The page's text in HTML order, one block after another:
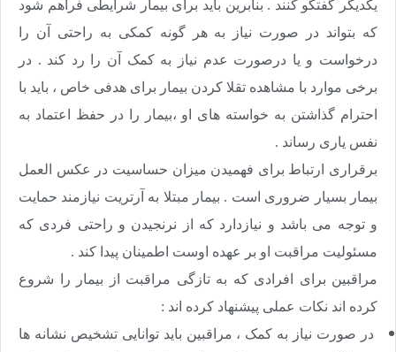
یکدیگر گفتگو کنند . بنابرین باید برای بیمار شرایطی فراهم شود
که بتواند در صورت نیاز به هر گونه کمکی به راحتی آن را
درخواست و یا درصورت عدم نیاز به کمک آن را رد کند . در
برخی موارد با مشاهده تقلا کردن بیمار برای هدفی خاص ، باید با
احترام گذاشتن به خواسته های او ،بیمار را در حفظ اعتماد به
نفس یاری رساند .
برقراری ارتباط برای فهمیدن میزان حساسیت در عکس العمل
بیمار بسیار ضروری است . بیمار مبتلا به آرتریت نیازمند حمایت
و توجه می باشد و نیازدارد که از نرنجیدن و راحتی فردی که
مسئولیت مراقبت او بر عهده اوست اطمینان پیدا کند .
مراقبین برای افرادی که به تازگی مراقبت از بیمار را شروع
کرده اند نکات عملی پیشنهاد کرده اند :
در صورت نیاز به کمک ، مراقبین باید توانایی تشخیص نشانه ها